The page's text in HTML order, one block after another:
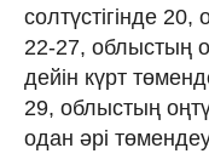
солтүстігінде 20,
22-27, облыстың
дейін күрт
29, облыстың
одан әрі